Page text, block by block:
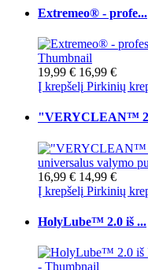
Extremeo® - profe...
19,99 € 16,99 €
Į krepšelį Pirkinių
"VERYCLEAN™
16,99 € 14,99 €
Į krepšelį Pirkinių
HolyLube™ 2.0 iš ...